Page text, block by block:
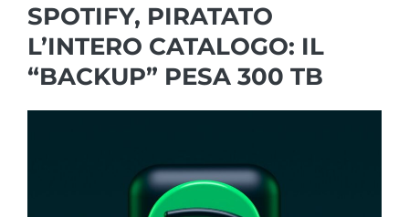
SPOTIFY, PIRATATO
L’INTERO CATALOGO: IL
“BACKUP” PESA 300 TB